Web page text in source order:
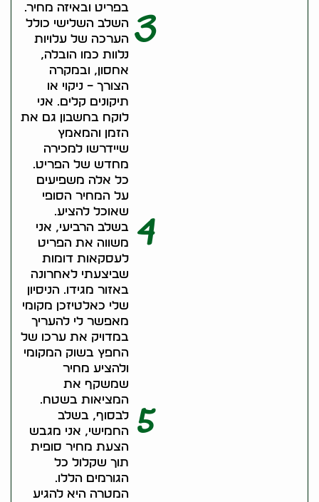
בפריט ובאיזה מחיר.
3
השלב השלישי כולל
הערכה של עלויות
נלוות כמו הובלה,
אחסון, ובמקרה
הצורך – ניקוי או
תיקונים קלים. אני
לוקח בחשבון גם את
הזמן והמאמץ
שיידרשו למכירה
מחדש של הפריט.
כל אלה משפיעים
על המחיר הסופי
שאוכל להציע.
4
בשלב הרביעי, אני
משווה את הפריט
לעסקאות דומות
שביצעתי לאחרונה
באזור מגידו. הניסיון
שלי כאלטיזכן מקומי
מאפשר לי להעריך
במדויק את ערכו של
החפץ בשוק המקומי
ולהציע מחיר
שמשקף את
המציאות בשטח.
5
לבסוף, בשלב
החמישי, אני מגבש
הצעת מחיר סופית
תוך שקלול כל
הגורמים הללו.
המטרה היא להגיע